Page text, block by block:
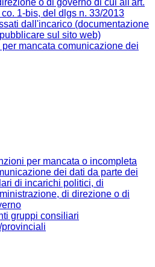
o di governo di cui all'art.
co. 1-bis, del dlgs n. 33/2013
dall'incarico (documentazione
sul sito web)
mancata comunicazione dei
per mancata o incompleta
dei dati da parte dei
di incarichi politici, di
di direzione o di
gruppi consiliari